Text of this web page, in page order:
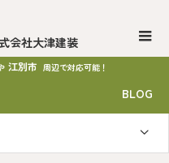
会社大津建装
江別市 周辺で対応可能！
BLOG